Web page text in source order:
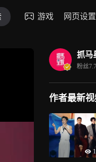
游戏 网页设置
抓马
粉丝
作者最新